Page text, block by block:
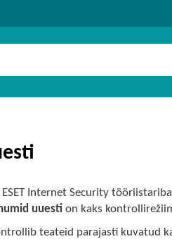
Internet Security
uuesti on kaks
teateid parajasti kuvatud